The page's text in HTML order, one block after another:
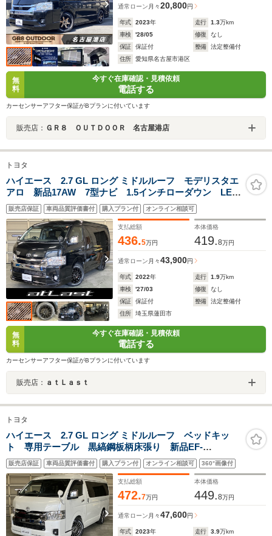
通常ローン 月々20,800円
年式 2023年 走行 1.3万km
車検
'28/05 修復
なし
保証
保証付 整備
法定整備付
住所
愛知県名古屋市港区
無
料
今すぐ在庫確認・見積依頼
電話する
カーセンサーアフター保証がBプランに付いています
販売店： ＧＲ８ ＯＵＴＤＯＯＲ 名古屋港店
トヨタ
ハイエース 2.7 GL ロング ミドルルーフ モデリスタエ
アロ 新品17AW 7型ナビ 1.5インチローダウン LED
ヘッドライト 片側パワースライドドア スマートキ
ー ファブレスヴァローネLV-12&トーヨーH30 黒革調
シートカバー バックカメラ ETC
販売店保証 車両品質評価書付 購入プラン付 オンライン相談可
支払総額
436.5万円
本体価格
419.8万円
通常ローン 月々43,900円
年式 2022年 走行 1.9万km
車検
'27/03 修復
なし
保証
保証付 整備
法定整備付
住所
埼玉県蓮田市
無
料
今すぐ在庫確認・見積依頼
電話する
カーセンサーアフター保証がBプランに付いています
販売店： ａｔＬａｓｔ
トヨタ
ハイエース 2.7 GL ロング ミドルルーフ ベッドキッ
ト 専用テーブル 黒縞鋼板柄床張り 新品EF-
17&TOYO H30 2インチローダウン ギブソンフロン
トリップ 415コブラプレステージLEDテールランプ フ
リップダウンモニター 内装架装 スマートキー
販売店保証 車両品質評価書付 購入プラン付 オンライン相談可 360°画像付
支払総額
472.7万円
本体価格
449.8万円
通常ローン 月々47,600円
年式 2023年 走行 3.9万km